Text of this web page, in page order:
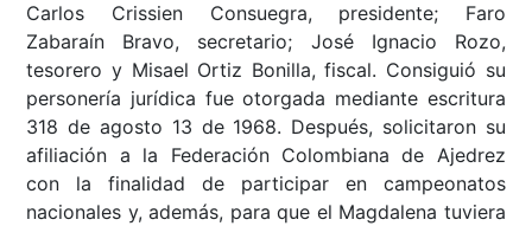
Carlos Crissien Consuegra, presidente; Faro
Zabaraín Bravo, secretario; José Ignacio Rozo,
tesorero y Misael Ortiz Bonilla, fiscal. Consiguió su
personería jurídica fue otorgada mediante escritura
318 de agosto 13 de 1968. Después, solicitaron su
afiliación a la Federación Colombiana de Ajedrez
con la finalidad de participar en campeonatos
nacionales y, además, para que el Magdalena tuviera